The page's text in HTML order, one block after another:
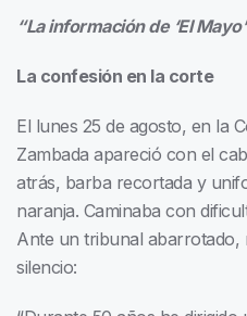
“La información de ‘El
La confesión en la corte
El lunes 25 de agosto, en la
Zambada apareció con el
atrás, barba recortada y
naranja. Caminaba con
Ante un tribunal abarrotado,
silencio: